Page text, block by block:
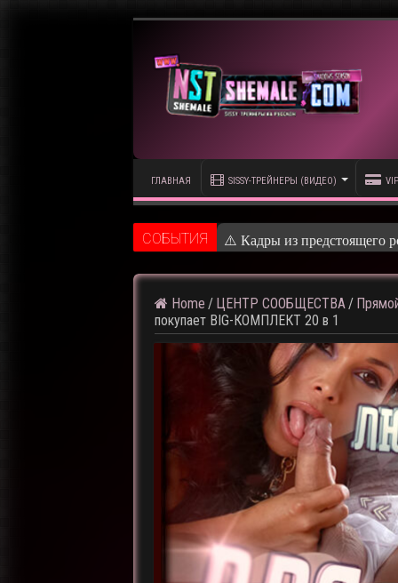
ГЛАВНАЯ SISSY-ТРЕЙНЕРЫ (ВИДЕО)
CОБЫТИЯ ⚠️ Кадры из предстоящего
Home / ЦЕНТР СООБЩЕСТВА /
покупает BIG-КОМПЛЕКТ 20 в 1